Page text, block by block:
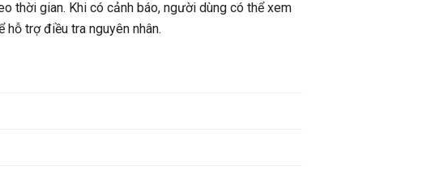
thời gian. Khi có cảnh báo, người dùng có thể xem
trợ điều tra nguyên nhân.